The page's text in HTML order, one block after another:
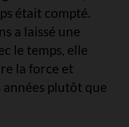
était compté.
a laissé une
le temps, elle
la force et
années plutôt que